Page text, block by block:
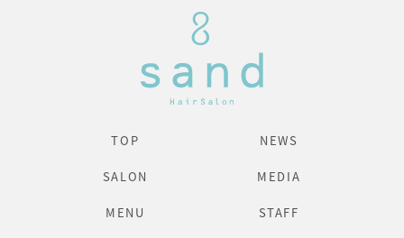
TOP NEWS
SALON MEDIA
MENU STAFF